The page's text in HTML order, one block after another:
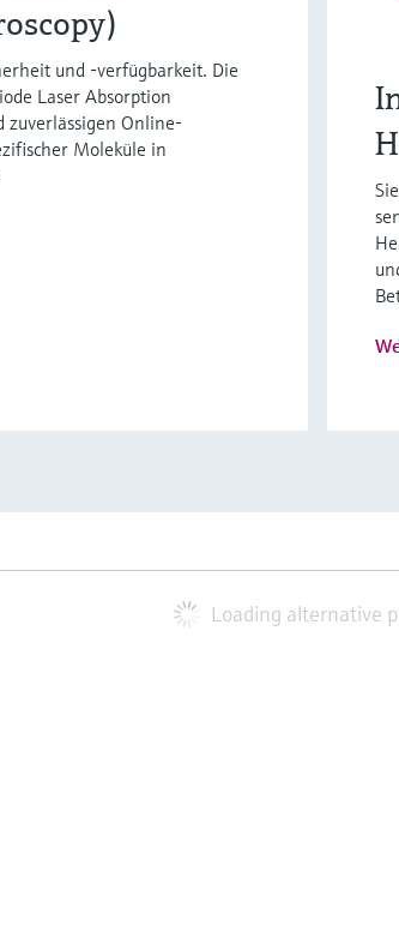
und -verfügbarkeit. Die
Laser Absorption
zuverlässigen Online-
Moleküle in
Loading alternative